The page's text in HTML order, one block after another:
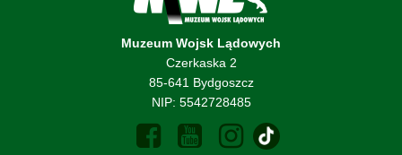
Muzeum Wojsk Lądowych
Czerkaska 2
85-641 Bydgoszcz
NIP: 5542728485